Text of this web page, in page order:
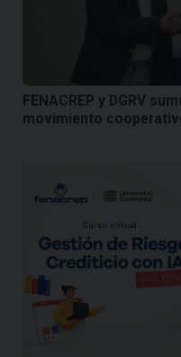
FENACREP y DGRV
movimiento